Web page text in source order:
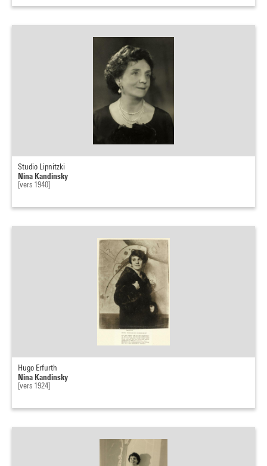
Studio Lipnitzki
Nina Kandinsky
[vers 1940]
Hugo Erfurth
Nina Kandinsky
[vers 1924]